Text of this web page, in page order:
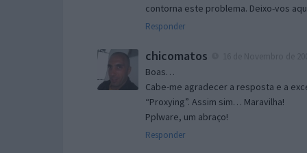
contorna este problema. Deixo-vos
Responder
chicomatos
Boas…
Cabe-me agradecer a resposta e a
“Proxying”. Assim sim… Maravilha!
Pplware, um abraço!
Responder